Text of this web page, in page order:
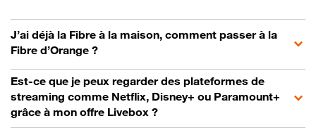
J’ai déjà la Fibre à la maison, comment passer à la
Fibre d’Orange ?
Est-ce que je peux regarder des plateformes de
streaming comme Netflix, Disney+ ou Paramount+
grâce à mon offre Livebox ?